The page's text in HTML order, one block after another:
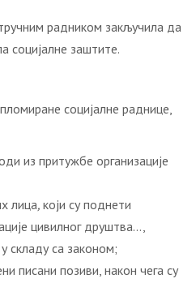
радником закључила да
социјалне заштите.
социјалне раднице,
из притужбе организације
лица, који су поднети
цивилног друштва…,
складу са законом;
писани позиви, након чега су